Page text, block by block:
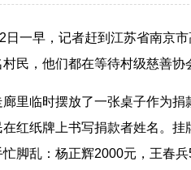
早，记者赶到江苏省南京市
民，他们都在等待村级慈善协
临时摆放了一张桌子作为捐
红纸牌上书写捐款者姓名。
忙脚乱：杨正辉2000元，王春